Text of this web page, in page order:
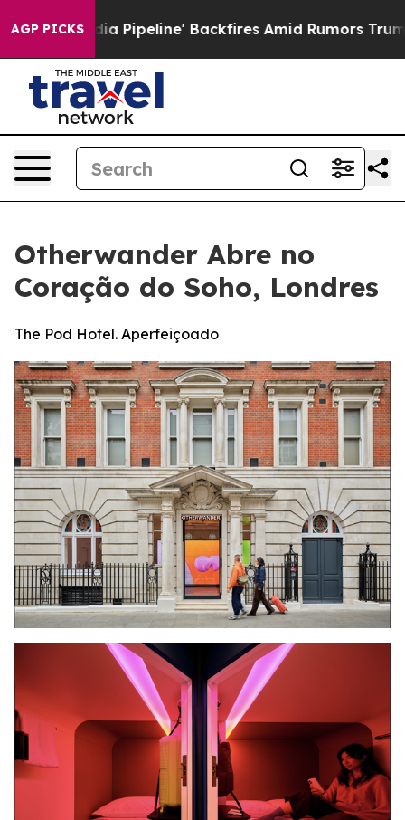
AGP PICKSPipeline' Backfires Amid Rumors Trump Will
Otherwander Abre no
Coração do Soho, Londres
The Pod Hotel. Aperfeiçoado